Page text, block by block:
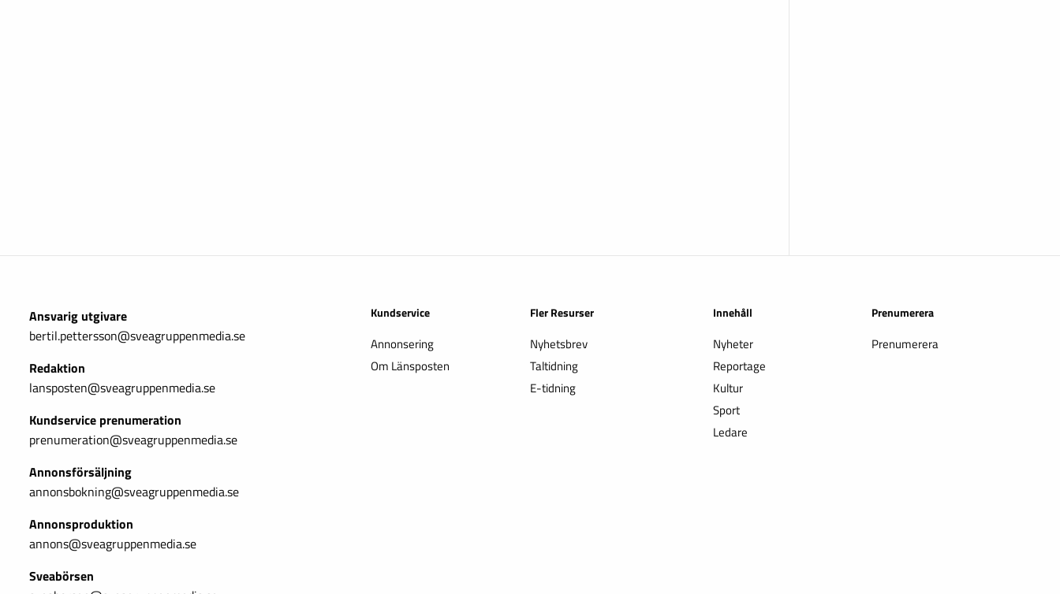
Ansvarig utgivare
bertil.pettersson@sveagruppenmedia.se
Redaktion
lansposten@sveagruppenmedia.se
Kundservice prenumeration
prenumeration@sveagruppenmedia.se
Annonsförsäljning
annonsbokning@sveagruppenmedia.se
Annonsproduktion
annons@sveagruppenmedia.se
Sveabörsen
Kundservice
Annonsering
Om Länsposten
Fler Resurser
Nyhetsbrev
Taltidning
E-tidning
Innehåll
Nyheter
Reportage
Kultur
Sport
Ledare
Prenumerera
Prenumerera